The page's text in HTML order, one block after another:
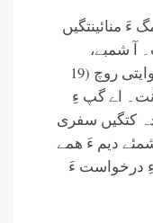
ءَ منائینتگیں
آ شمبے،
یکشنبہ، ویتنام ءِ راجی سلامتی ءِ روایتی روچ (19
اے گپ ءِ
کتگیں سفری
دیم ءَ ھمے
ءِ درخواست ءَ